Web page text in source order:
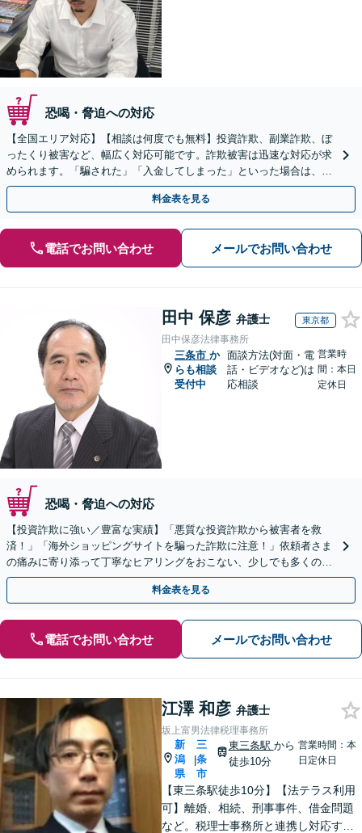
恐喝・脅迫への対応
【全国エリア対応】【相談は何度でも無料】投資詐欺、副業詐欺、ぼ
ったくり被害など、幅広く対応可能です。詐欺被害は迅速な対応が求
められます。「騙された」「入金してしまった」といった場合は、お
早めにご相談ください。【電話・メール・WEB相談可】
料金表を見る
電話でお問い合わせ メールでお問い合わせ
田中 保彦 弁護士 東京都
田中保彦法律事務所
三条市 か
らも相談
受付中
面談方法(対面・電
話・ビデオなど)は
応相談
営業時
間：本日
定休日
恐喝・脅迫への対応
【投資詐欺に強い／豊富な実績】「悪質な投資詐欺から被害者を救
済！」「海外ショッピングサイトを騙った詐欺に注意！」依頼者さま
の痛みに寄り添って丁寧なヒアリングをおこない、少しでも多くの返
金が得られるよう尽力します！
料金表を見る
電話でお問い合わせ メールでお問い合わせ
江澤 和彦 弁護士
坂上富男法律税理事務所
新
潟
県
|
三
条
市
東三条駅 から
徒歩10分
営業時間：本
日定休日
【東三条駅徒歩10分】【法テラス利用
可】離婚、相続、刑事事件、借金問題
など。税理士事務所と連携し対応する